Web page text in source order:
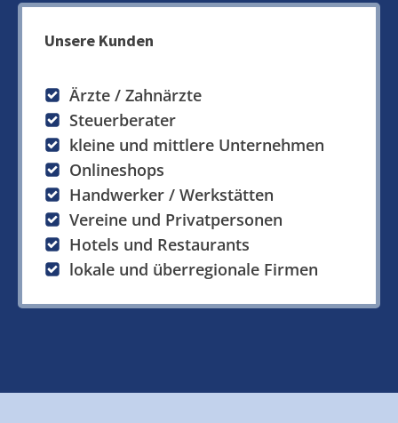
Unsere Kunden
Ärzte / Zahnärzte
Steuerberater
kleine und mittlere Unternehmen
Onlineshops
Handwerker / Werkstätten
Vereine und Privatpersonen
Hotels und Restaurants
lokale und überregionale Firmen